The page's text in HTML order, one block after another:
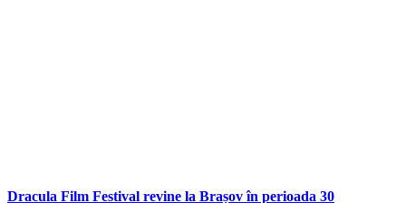
Dracula Film Festival revine la Brașov în perioada 30